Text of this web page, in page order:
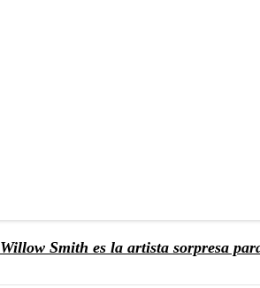
Willow Smith es la artista sorpresa